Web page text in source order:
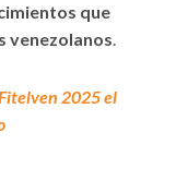
que
venezolanos.
2025 el